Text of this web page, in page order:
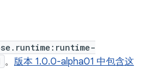
。 版本 1.0.0-alpha01 中包含这